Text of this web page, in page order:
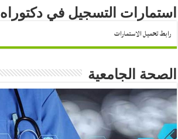
استمارات التسجيل في دكتوراه
رابط تحميل الاستمارات
الصحة الجامعية